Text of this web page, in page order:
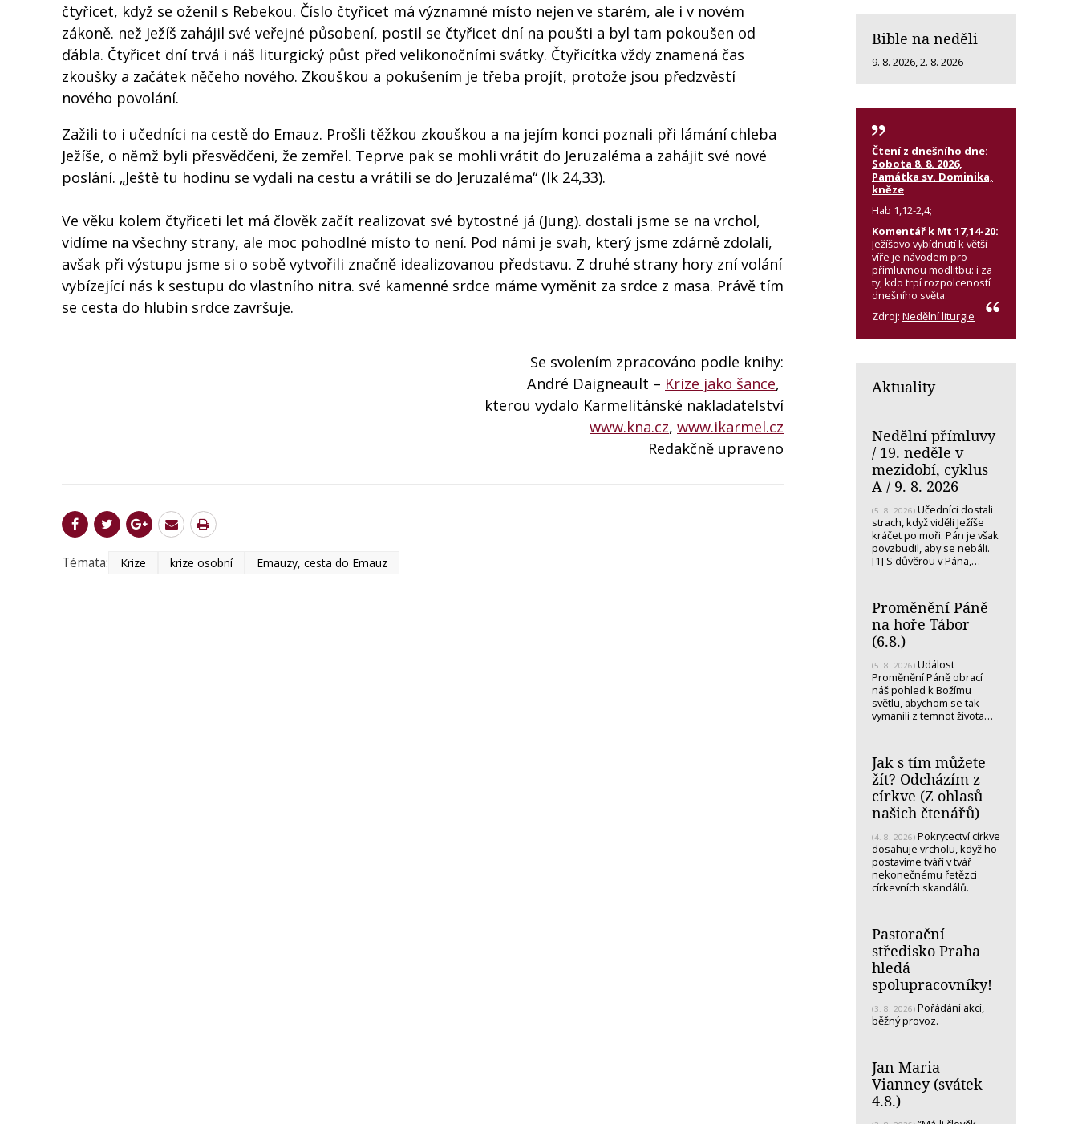
čtyřicet, když se oženil s Rebekou. Číslo čtyřicet má významné místo nejen ve starém, ale i v novém
zákoně. než Ježíš zahájil své veřejné působení, postil se čtyřicet dní na poušti a byl tam pokoušen od
ďábla. Čtyřicet dní trvá i náš liturgický půst před velikonočními svátky. Čtyřicítka vždy znamená čas
zkoušky a začátek něčeho nového. Zkouškou a pokušením je třeba projít, protože jsou předzvěstí
nového povolání.
Zažili to i učedníci na cestě do Emauz. Prošli těžkou zkouškou a na jejím konci poznali při lámání chleba
Ježíše, o němž byli přesvědčeni, že zemřel. Teprve pak se mohli vrátit do Jeruzaléma a zahájit své nové
poslání. „Ještě tu hodinu se vydali na cestu a vrátili se do Jeruzaléma“ (lk 24,33).
Ve věku kolem čtyřiceti let má člověk začít realizovat své bytostné já (Jung). dostali jsme se na vrchol,
vidíme na všechny strany, ale moc pohodlné místo to není. Pod námi je svah, který jsme zdárně zdolali,
avšak při výstupu jsme si o sobě vytvořili značně idealizovanou představu. Z druhé strany hory zní volání
vybízející nás k sestupu do vlastního nitra. své kamenné srdce máme vyměnit za srdce z masa. Právě tím
se cesta do hlubin srdce završuje.
Se svolením zpracováno podle knihy:
André Daigneault – Krize jako šance,
kterou vydalo Karmelitánské nakladatelství
www.kna.cz, www.ikarmel.cz
Redakčně upraveno
Témata: Krize krize osobní Emauzy, cesta do Emauz
Bible na neděli
9. 8. 2026 2. 8. 2026
Čtení z dnešního dne:
Sobota 8. 8. 2026,
Památka sv. Dominika,
kněze
Hab 1,12-2,4;
Komentář k Mt 17,14-20:
Ježíšovo vybídnutí k větší
víře je návodem pro
přímluvnou modlitbu: i za
ty, kdo trpí rozpolceností
dnešního světa.
Zdroj: Nedělní liturgie
Aktuality
Nedělní přímluvy
/ 19. neděle v
mezidobí, cyklus
A / 9. 8. 2026
(5. 8. 2026) Učedníci dostali
strach, když viděli Ježíše
kráčet po moři. Pán je však
povzbudil, aby se nebáli.
[1] S důvěrou v Pána,…
Proměnění Páně
na hoře Tábor
(6.8.)
(5. 8. 2026) Událost
Proměnění Páně obrací
náš pohled k Božímu
světlu, abychom se tak
vymanili z temnot života…
Jak s tím můžete
žít? Odcházím z
církve (Z ohlasů
našich čtenářů)
(4. 8. 2026) Pokrytectví církve
dosahuje vrcholu, když ho
postavíme tváří v tvář
nekonečnému řetězci
církevních skandálů.
Pastorační
středisko Praha
hledá
spolupracovníky!
(3. 8. 2026) Pořádání akcí,
běžný provoz.
Jan Maria
Vianney (svátek
4.8.)